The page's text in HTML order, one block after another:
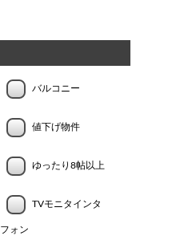
バルコニー
値下げ物件
ゆったり8帖以上
TVモニタインタ
フォン